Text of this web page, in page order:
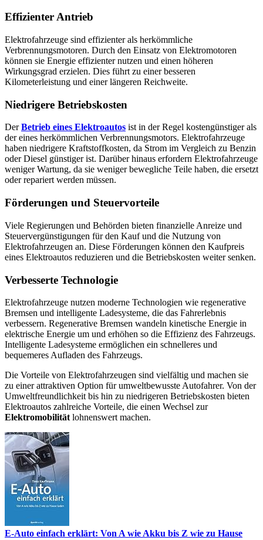
Effizienter Antrieb
Elektrofahrzeuge sind effizienter als herkömmliche
Verbrennungsmotoren. Durch den Einsatz von Elektromotoren
können sie Energie effizienter nutzen und einen höheren
Wirkungsgrad erzielen. Dies führt zu einer besseren
Kilometerleistung und einer längeren Reichweite.
Niedrigere Betriebskosten
DerBetrieb eines Elektroautos ist in der Regel kostengünstiger als
der eines herkömmlichen Verbrennungsmotors. Elektrofahrzeuge
haben niedrigere Kraftstoffkosten, da Strom im Vergleich zu Benzin
oder Diesel günstiger ist. Darüber hinaus erfordern Elektrofahrzeuge
weniger Wartung, da sie weniger bewegliche Teile haben, die ersetzt
oder repariert werden müssen.
Förderungen und Steuervorteile
Viele Regierungen und Behörden bieten finanzielle Anreize und
Steuervergünstigungen für den Kauf und die Nutzung von
Elektrofahrzeugen an. Diese Förderungen können den Kaufpreis
eines Elektroautos reduzieren und die Betriebskosten weiter senken.
Verbesserte Technologie
Elektrofahrzeuge nutzen moderne Technologien wie regenerative
Bremsen und intelligente Ladesysteme, die das Fahrerlebnis
verbessern. Regenerative Bremsen wandeln kinetische Energie in
elektrische Energie um und erhöhen so die Effizienz des Fahrzeugs.
Intelligente Ladesysteme ermöglichen ein schnelleres und
bequemeres Aufladen des Fahrzeugs.
Die Vorteile von Elektrofahrzeugen sind vielfältig und machen sie
zu einer attraktiven Option für umweltbewusste Autofahrer. Von der
Umweltfreundlichkeit bis hin zu niedrigeren Betriebskosten bieten
Elektroautos zahlreiche Vorteile, die einen Wechsel zur
Elektromobilität lohnenswert machen.
E-Auto einfach erklärt: Von A wie Akku bis Z wie zu Hause